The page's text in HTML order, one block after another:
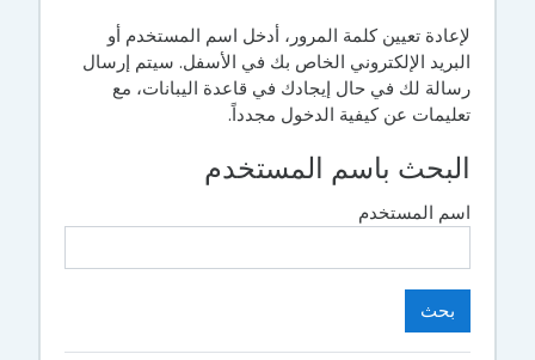
لإعادة تعيين كلمة المرور، أدخل اسم المستخدم أو
البريد الإلكتروني الخاص بك في الأسفل. سيتم إرسال
رسالة لك في حال إيجادك في قاعدة اليبانات، مع
تعليمات عن كيفية الدخول مجدداً.
البحث باسم المستخدم
اسم المستخدم